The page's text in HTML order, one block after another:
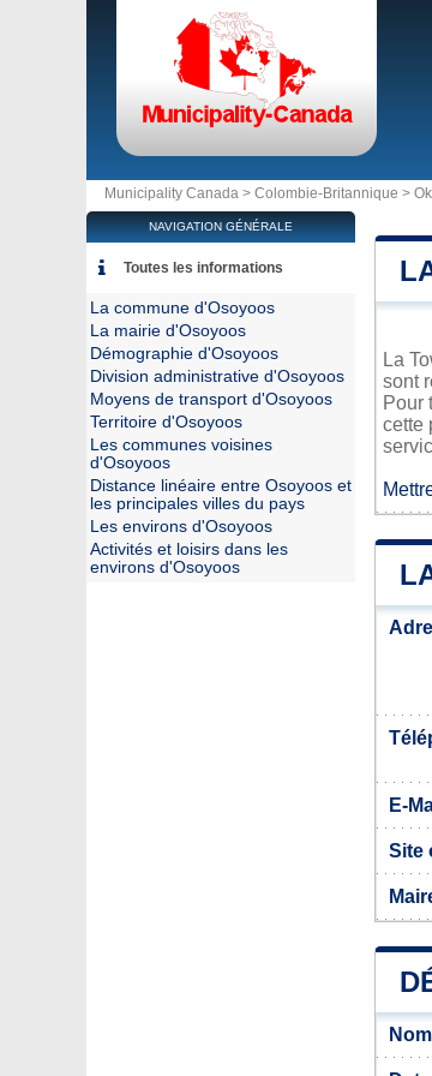
Municipality Canada > Colombie-Britannique >
La
sont
Pour
cette
E-
Site
NAVIGATION GÉNÉRALE
Toutes les informations
La commune d'Osoyoos
La mairie d'Osoyoos
Démographie d'Osoyoos
Division administrative d'Osoyoos
Moyens de transport d'Osoyoos
Territoire d'Osoyoos
Les communes voisines
d'Osoyoos
Distance linéaire entre Osoyoos et
les principales villes du pays
Les environs d'Osoyoos
Activités et loisirs dans les
environs d'Osoyoos